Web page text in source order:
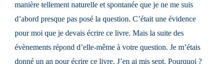
manière tellement naturelle et spontanée que je ne me suis
d’abord presque pas posé la question. C’était une évidence
pour moi que je devais écrire ce livre. Mais la suite des
évènements répond d’elle-même à votre question. Je m’étais
donné un an pour écrire ce livre. J’en ai mis sept. Pourquoi ?